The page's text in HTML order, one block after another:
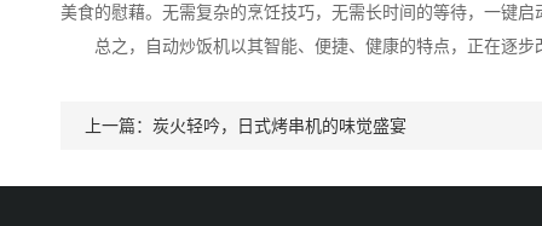
美食的慰藉。无需复杂的烹饪技巧，无需长时间的等待，一键
总之，自动炒饭机以其智能、便捷、健康的特点，正在逐步
上一篇： 炭火轻吟，日式烤串机的味觉盛宴